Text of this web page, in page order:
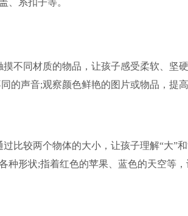
、系扣子等。
不同材质的物品，让孩子感受柔软、坚
的声音;观察颜色鲜艳的图片或物品，提
比较两个物体的大小，让孩子理解“大”和
种形状;指着红色的苹果、蓝色的天空等